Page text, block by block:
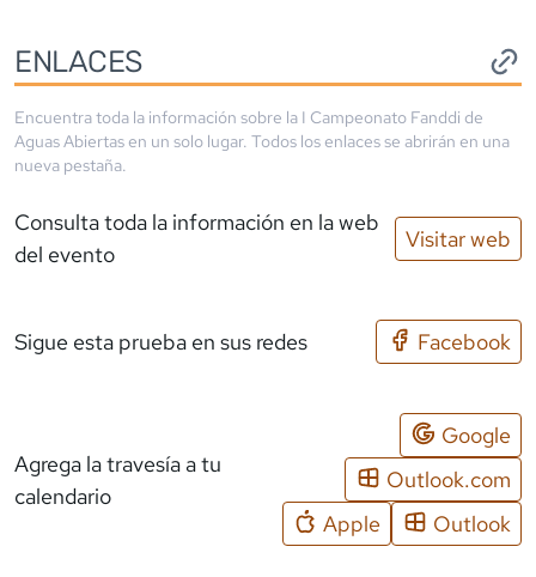
ENLACES
Encuentra toda la información sobre la I Campeonato Fanddi de
Aguas Abiertas en un solo lugar. Todos los enlaces se abrirán en una
nueva pestaña.
Consulta toda la información en la web
del evento
Visitar web
Sigue esta prueba en sus redes Facebook
Agrega la travesía a tu
calendario
Google
Outlook.com
Apple
Outlook